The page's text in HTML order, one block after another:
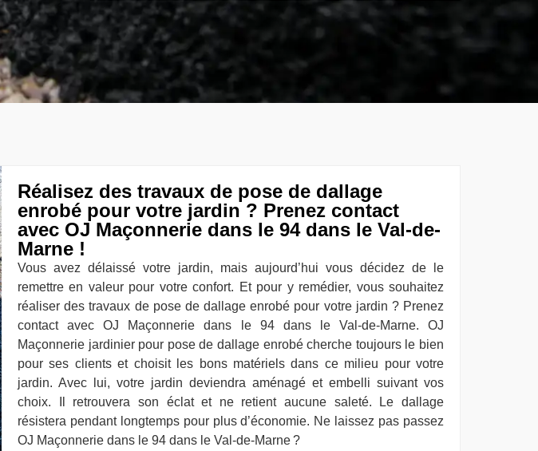
Réalisez des travaux de pose de dallage
enrobé pour votre jardin ? Prenez contact
avec OJ Maçonnerie dans le 94 dans le Val-de-
Marne !
Vous avez délaissé votre jardin, mais aujourd’hui vous décidez de le
remettre en valeur pour votre confort. Et pour y remédier, vous souhaitez
réaliser des travaux de pose de dallage enrobé pour votre jardin ? Prenez
contact avec OJ Maçonnerie dans le 94 dans le Val-de-Marne. OJ
Maçonnerie jardinier pour pose de dallage enrobé cherche toujours le bien
pour ses clients et choisit les bons matériels dans ce milieu pour votre
jardin. Avec lui, votre jardin deviendra aménagé et embelli suivant vos
choix. Il retrouvera son éclat et ne retient aucune saleté. Le dallage
résistera pendant longtemps pour plus d’économie. Ne laissez pas passez
OJ Maçonnerie dans le 94 dans le Val-de-Marne ?